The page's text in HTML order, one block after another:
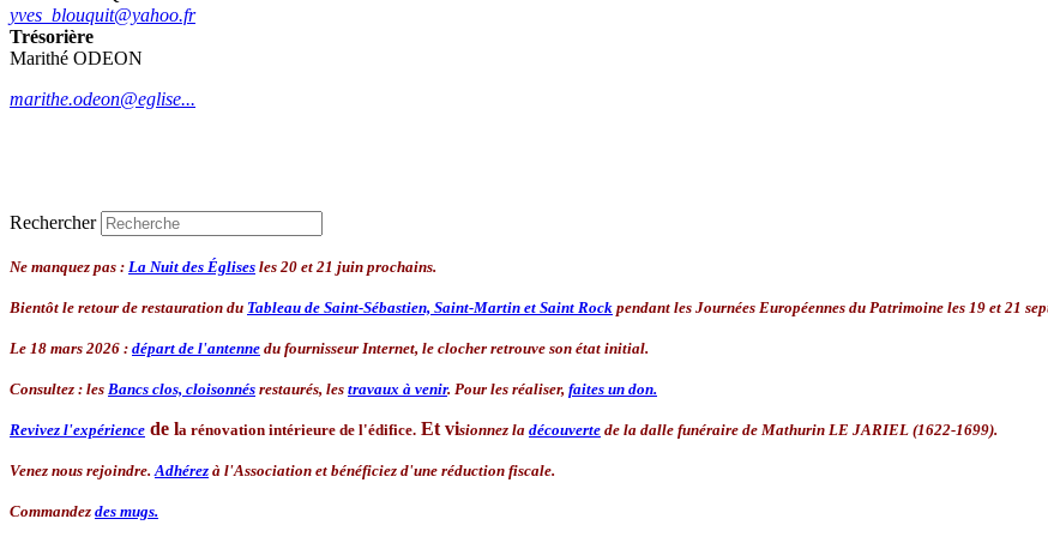
yves_blouquit@yahoo.fr
Trésorière
Marithé ODEON
marithe.odeon@eglise...
Rechercher
Ne manquez pas : La Nuit des Églises les 20 et 21 juin prochains.
Bientôt le retour de restauration du Tableau de Saint-Sébastien, Saint-Martin et Saint Rock pendant les Journées Européennes du Patrimoine les 19 et 21
Le 18 mars 2026 : départ de l'antenne du fournisseur Internet, le clocher retrouve son état initial.
Consultez : les Bancs clos, cloisonnés restaurés, les travaux à venir. Pour les réaliser, faites un don.
Revivez l'expérience de la rénovation intérieure de l'édifice. Et visionnez la découverte de la dalle funéraire de Mathurin LE JARIEL (1622-1699).
Venez nous rejoindre. Adhérez à l'Association et bénéficiez d'une réduction fiscale.
Commandez des mugs.